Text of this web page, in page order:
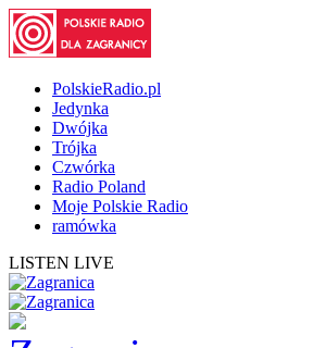
PolskieRadio.pl
Jedynka
Dwójka
Trójka
Czwórka
Radio Poland
Moje Polskie Radio
ramówka
LISTEN LIVE